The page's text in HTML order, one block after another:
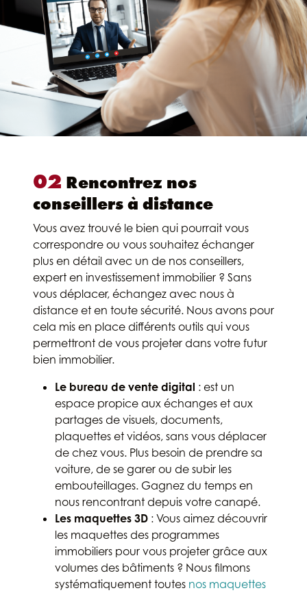
02 Rencontrez nos
conseillers à distance
Vous avez trouvé le bien qui pourrait vous
correspondre ou vous souhaitez échanger
plus en détail avec un de nos conseillers,
expert en investissement immobilier ? Sans
vous déplacer, échangez avec nous à
distance et en toute sécurité. Nous avons pour
cela mis en place différents outils qui vous
permettront de vous projeter dans votre futur
bien immobilier.
Le bureau de vente digital : est un
espace propice aux échanges et aux
partages de visuels, documents,
plaquettes et vidéos, sans vous déplacer
de chez vous. Plus besoin de prendre sa
voiture, de se garer ou de subir les
embouteillages. Gagnez du temps en
nous rencontrant depuis votre canapé.
Les maquettes 3D : Vous aimez découvrir
les maquettes des programmes
immobiliers pour vous projeter grâce aux
volumes des bâtiments ? Nous filmons
systématiquement toutes nos maquettes